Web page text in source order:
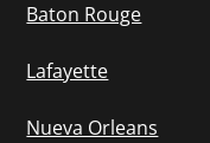
Baton Rouge
Lafayette
Nueva Orleans